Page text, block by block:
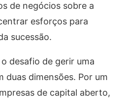
de negócios sobre a
esforços para
sucessão.
desafio de gerir uma
duas dimensões. Por um
de capital aberto,